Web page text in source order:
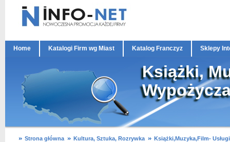
Home Katalogi Firm wg Miast Katalog Franczyz Sklepy
Książki,
Strona główna Kultura, Sztuka, Rozrywka Książki,Muzyka,Film- Usługi